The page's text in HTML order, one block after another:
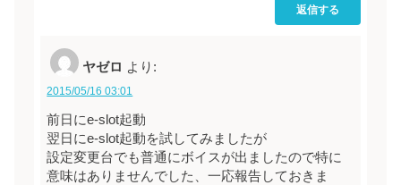
返信する
ヤゼロ より:
2015/05/16 03:01
前日にe-slot起動
翌日にe-slot起動を試してみましたが
設定変更台でも普通にボイスが出ましたので特に
意味はありませんでした、一応報告しておきま